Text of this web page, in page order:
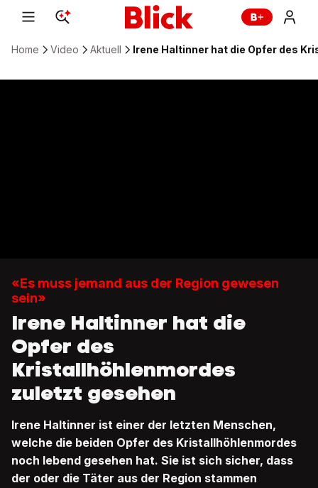
Home Video Aktuell Irene Haltinner hat die Opfer des
«Es muss jemand aus der Region gewesen
sein»
Irene Haltinner hat die
Opfer des
Kristallhöhlenmordes
zuletzt gesehen
Irene Haltinner ist einer der letzten Menschen,
welche die beiden Opfer des Kristallhöhlenmordes
noch lebend gesehen hat. Sie ist sich sicher, dass
der oder die Täter aus der Region stammen